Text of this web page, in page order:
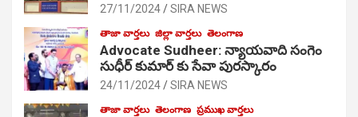
27/11/2024 SIRA NEWS
తాజా వార్తలు జిల్లా వార్తలు తెలంగాణ
Advocate Sudheer: న్యాయవాది సంగెం
సుధీర్ కుమార్ కు సేవా పురస్కారం
24/11/2024 SIRA NEWS
తాజా వార్తలు తెలంగాణ ప్రముఖ వార్తలు